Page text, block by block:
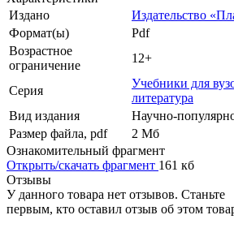
Издано
Издательство
Формат(ы)
Pdf
Возрастное
ограничение
12+
Серия
Учебники для
литература
Вид издания
Научно-
Размер файла, pdf
2 Mб
Ознакомительный фрагмент
Открыть/скачать фрагмент 161 кб
Отзывы
У данного товара нет отзывов. Станьте
первым, кто оставил отзыв об этом